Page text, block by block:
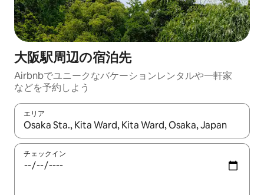
大阪駅⁠周⁠辺⁠の宿⁠泊⁠先
Airbnbでユニークなバ⁠ケ⁠ー⁠シ⁠ョ⁠ンレ⁠ン⁠タ⁠ルや一⁠軒⁠家
な⁠ど⁠を予⁠約⁠し⁠よ⁠う
エリア
検索結果が表示されたら、上下の矢印キーを使って移動するか
チェックイン